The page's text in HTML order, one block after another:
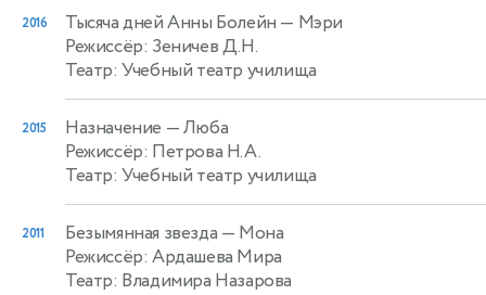
2016 Тысяча дней Анны Болейн — Мэри
Режиссёр: Зеничев Д.Н.
Театр: Учебный театр училища
2015 Назначение — Люба
Режиссёр: Петрова Н.А.
Театр: Учебный театр училища
2011 Безымянная звезда — Мона
Режиссёр: Ардашева Мира
Театр: Владимира Назарова